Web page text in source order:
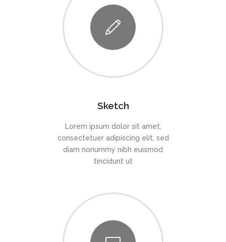
Sketch
Lorem ipsum dolor sit amet,
consectetuer adipiscing elit, sed
diam nonummy nibh euismod
tincidunt ut